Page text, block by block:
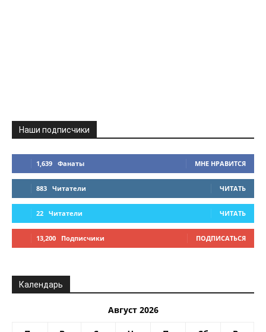
Наши подписчики
1,639 Фанаты МНЕ НРАВИТСЯ
883 Читатели ЧИТАТЬ
22 Читатели ЧИТАТЬ
13,200 Подписчики ПОДПИСАТЬСЯ
Календарь
Август 2026